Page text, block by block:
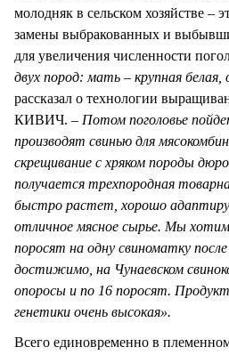
молодняк в сельском хозяйстве –
замены выбракованных и
для увеличения численности
двух пород: мать – крупная белая,
рассказал о технологии
КИВИЧ. – Потом поголовье
производят свинью для
скрещивание с хряком породы
получается трехпородная
быстро растет, хорошо
отличное мясное сырье. Мы
поросят на одну свиноматку
достижимо, на Чунаевском
опоросы и по 16 поросят.
генетики очень высокая».
Всего единовременно в